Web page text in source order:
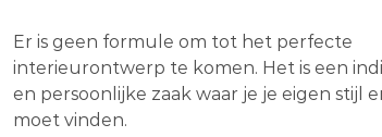
Er is geen formule om tot het perfecte
interieurontwerp te komen. Het is een
en persoonlijke zaak waar je je eigen stijl
moet vinden.